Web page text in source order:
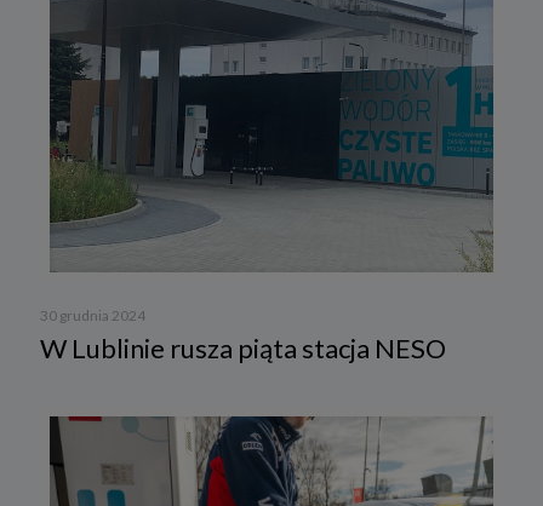
30 grudnia 2024
W Lublinie rusza piąta stacja NESO